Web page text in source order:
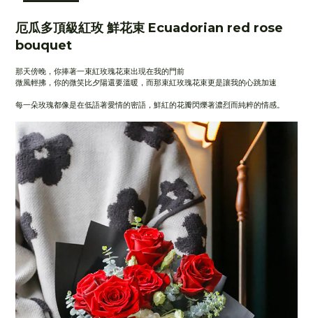
厄瓜多頂級紅玫 鮮花束 Ecuadorian red rose
bouquet
那天傍晚，你捧著一束紅玫瑰花束出現在我的門前
微風輕拂，你的微笑比夕陽還要溫暖，而那束紅玫瑰花束更是讓我的心跳加速
每一朵玫瑰都像是在低語著愛情的密語，鮮紅的花瓣閃爍著濃烈而純粹的情感。